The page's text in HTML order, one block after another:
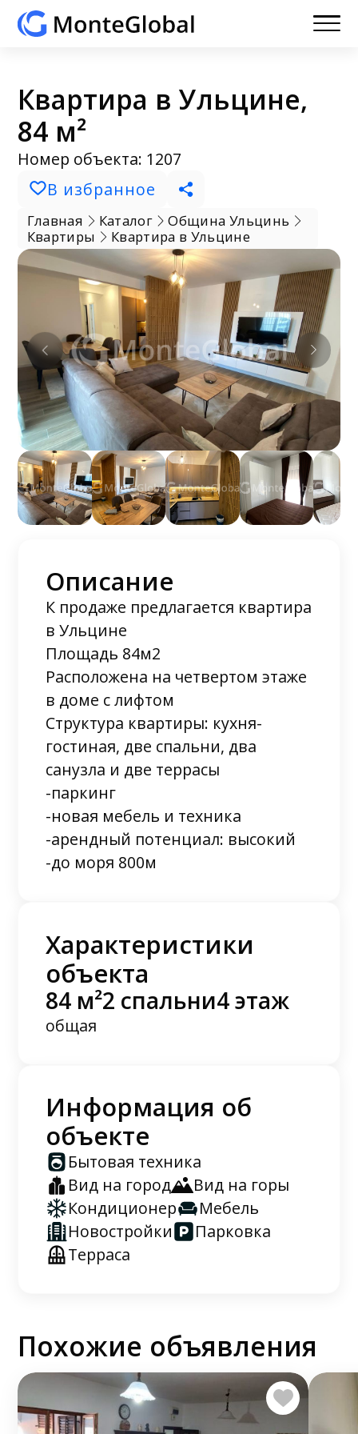
Квартира в Ульцине,
84 м²
Номер объекта: 1207
В избранное
Главная Каталог
Община Ульцинь
Квартиры
Квартира в Ульцине
Описание
К продаже предлагается квартира
в Ульцине
Площадь 84м2
Расположена на четвертом этаже
в доме с лифтом
Структура квартиры: кухня-
гостиная, две спальни, два
санузла и две террасы
-паркинг
-новая мебель и техника
-арендный потенциал: высокий
-до моря 800м
Характеристики
объекта
84 м²
общая
2 спальни4 этаж
Информация об
объекте
Бытовая техника
Вид на город
Вид на горы
Кондиционер
Мебель
Новостройки
Парковка
Терраса
Похожие объявления